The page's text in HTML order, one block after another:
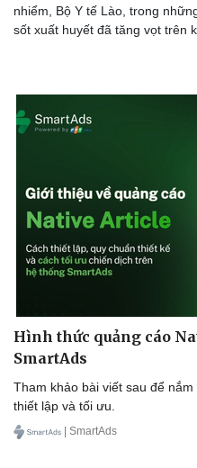
nhiểm, Bộ Y tế Lào, trong
sốt xuất huyết đã tăng vọt trên
Hình thức quảng cáo
SmartAds
Tham khảo bài viết sau để
thiết lập và tối ưu.
| SmartAds